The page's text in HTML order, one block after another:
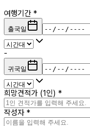
여행기간 *
출국일
-
귀국일
희망견적가 (1인) *
작성자 *